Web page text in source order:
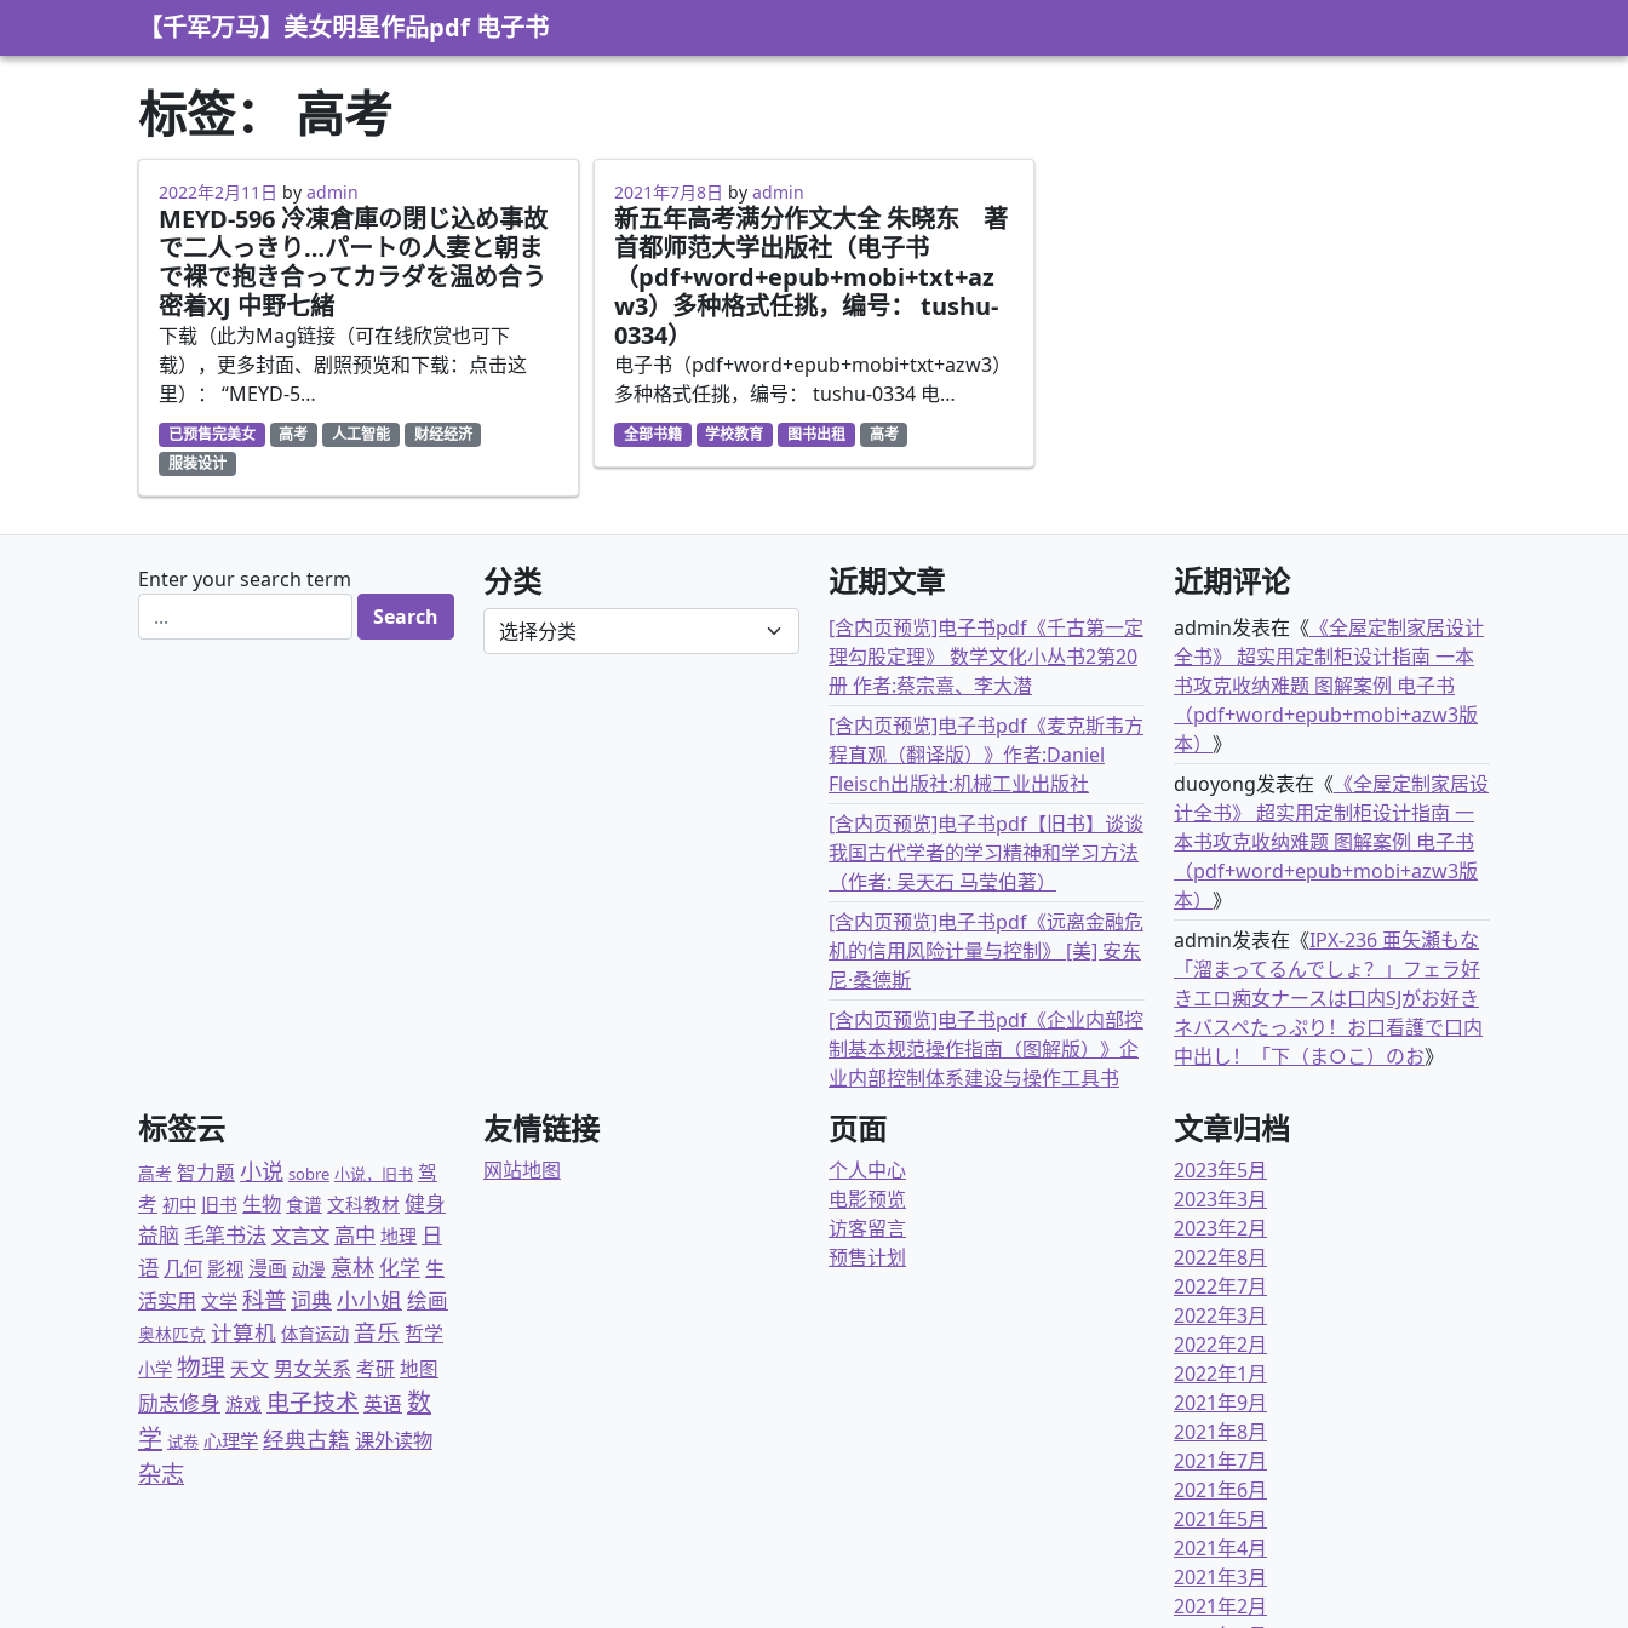
【千军万马】美女明星作品pdf 电子书
标签： 高考
2021年7月6日
2022年2月11日 by admin
MEYD-596 冷凍倉庫の閉じ込め事故
で二人っきり…パートの人妻と朝ま
で裸で抱き合ってカラダを温め合う
密着XJ 中野七緒
下载（此为Mag链接（可在线欣赏也可下
载），更多封面、剧照预览和下载：点击这
里）： “MEYD-5…
已预售完美女 高考 人工智能
财经经济
服装设计
2021年3月2日
2021年7月8日 by admin
新五年高考满分作文大全 朱晓东 著
首都师范大学出版社（电子书
（pdf+word+epub+mobi+txt+az
w3）多种格式任挑，编号： tushu-
0334）
电子书（pdf+word+epub+mobi+txt+azw3）
多种格式任挑，编号： tushu-0334 电…
全部书籍 学校教育 图书出租 高考
Enter your search term 分类
分类
近期文章
[含内页预览]电子书pdf《千古第一定
理勾股定理》 数学文化小丛书2第20
册 作者:蔡宗熹、李大潜
[含内页预览]电子书pdf《麦克斯韦方
程直观（翻译版）》作者:Daniel
Fleisch出版社:机械工业出版社
[含内页预览]电子书pdf【旧书】谈谈
我国古代学者的学习精神和学习方法
（作者: 吴天石 马莹伯著）
[含内页预览]电子书pdf《远离金融危
机的信用风险计量与控制》 [美] 安东
尼·桑德斯
[含内页预览]电子书pdf《企业内部控
制基本规范操作指南（图解版）》企
业内部控制体系建设与操作工具书
近期评论
admin发表在《 《全屋定制家居设计
全书》 超实用定制柜设计指南 一本
书攻克收纳难题 图解案例 电子书
（pdf+word+epub+mobi+azw3版
本） 》
duoyong发表在《 《全屋定制家居设
计全书》 超实用定制柜设计指南 一
本书攻克收纳难题 图解案例 电子书
（pdf+word+epub+mobi+azw3版
本） 》
admin发表在《IPX-236 亜矢瀬もな
「溜まってるんでしょ？」フェラ好
きエロ痴女ナースは口内SJがお好き
ネバスペたっぷり！お口看護で口内
中出し！「下（ま○こ）のお》
标签云
高考 智力题 小说 sobre 小说，旧书 驾
考 初中 旧书 生物 食谱 文科教材 健身
益脑 毛笔书法 文言文 高中 地理 日
语 几何 影视 漫画 动漫 意林 化学 生
活实用 文学 科普词典小小姐 绘画
奥林匹克 计算机 体育运动 音乐 哲学
小学 物理 天文 男女关系 考研 地图
励志修身 游戏 电子技术 英语 数
学 试卷 心理学 经典古籍 课外读物
杂志
友情链接
网站地图
页面
个人中心
电影预览
访客留言
预售计划
文章归档
2023年5月
2023年3月
2023年2月
2022年8月
2022年7月
2022年3月
2022年2月
2022年1月
2021年9月
2021年8月
2021年7月
2021年6月
2021年5月
2021年4月
2021年3月
2021年2月